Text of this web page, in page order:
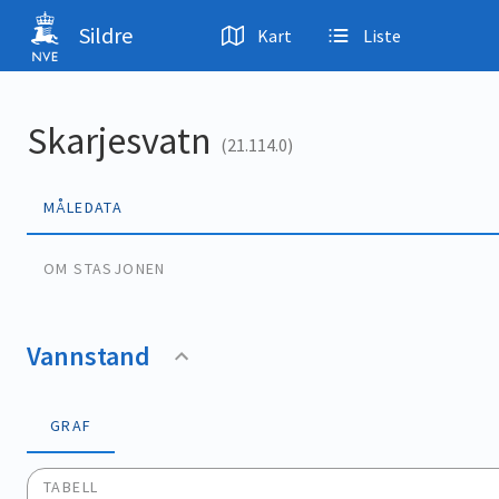
Hopp til hovedinnhold
Sildre Kart Liste
Skarjesvatn (21.114.0)
MÅLEDATA
OM STASJONEN
Vannstand
GRAF
TABELL